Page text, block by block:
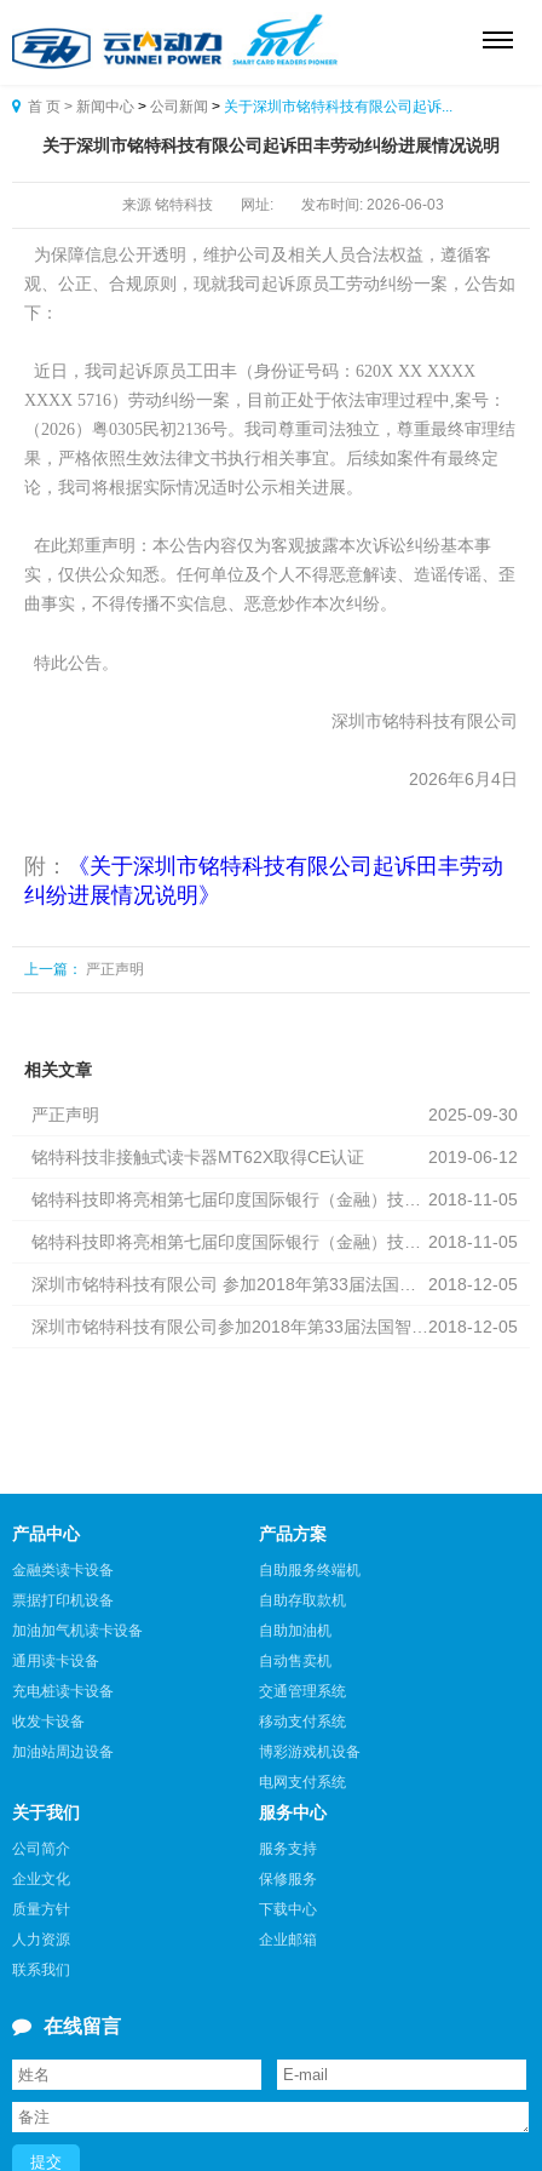
 首 页 > 新闻中心 > 公司新闻 > 关于深圳市铭特科技有限公司起诉...
关于深圳市铭特科技有限公司起诉田丰劳动纠纷进展情况说明
来源 铭特科技 网址: 发布时间: 2026-06-03
为保障信息公开透明，维护公司及相关人员合法权益，遵循客
观、公正、合规原则，现就我司起诉原员工劳动纠纷一案，公告如
下：
近日，我司起诉原员工田丰（身份证号码：620X XX XXXX
XXXX 5716）劳动纠纷一案，目前正处于依法审理过程中,案号：
（2026）粤0305民初2136号。我司尊重司法独立，尊重最终审理结
果，严格依照生效法律文书执行相关事宜。后续如案件有最终定
论，我司将根据实际情况适时公示相关进展。
在此郑重声明：本公告内容仅为客观披露本次诉讼纠纷基本事
实，仅供公众知悉。任何单位及个人不得恶意解读、造谣传谣、歪
曲事实，不得传播不实信息、恶意炒作本次纠纷。
特此公告。
深圳市铭特科技有限公司
2026年6月4日
附：
《关于深圳市铭特科技有限公司起诉田丰劳动
纠纷进展情况说明》
上一篇： 严正声明
相关文章
严正声明 2025-09-30
铭特科技非接触式读卡器MT62X取得CE认证 2019-06-12
铭特科技即将亮相第七届印度国际银行（金融）技术
及设备展览会
2018-11-05
铭特科技即将亮相第七届印度国际银行（金融）技术
及设备展览会
2018-11-05
深圳市铭特科技有限公司 参加2018年第33届法国智
能卡展
2018-12-05
深圳市铭特科技有限公司参加2018年第33届法国智能 2018-12-05
产品中心
金融类读卡设备
票据打印机设备
加油加气机读卡设备
通用读卡设备
充电桩读卡设备
收发卡设备
加油站周边设备
产品方案
自助服务终端机
自助存取款机
自助加油机
自动售卖机
交通管理系统
移动支付系统
博彩游戏机设备
电网支付系统
关于我们
公司简介
企业文化
质量方针
人力资源
联系我们
服务中心
服务支持
保修服务
下载中心
企业邮箱
 在线留言